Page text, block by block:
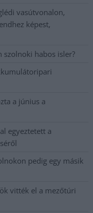
vasútvonalon,
képest,
szolnoki habos isler?
a június a
egyeztetett a
pedig egy másik
vitték el a mezőtúri